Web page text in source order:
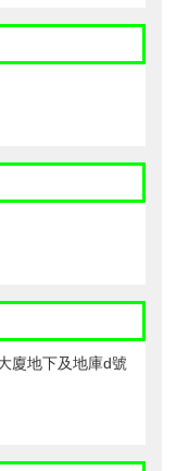
廈地下及地庫d號